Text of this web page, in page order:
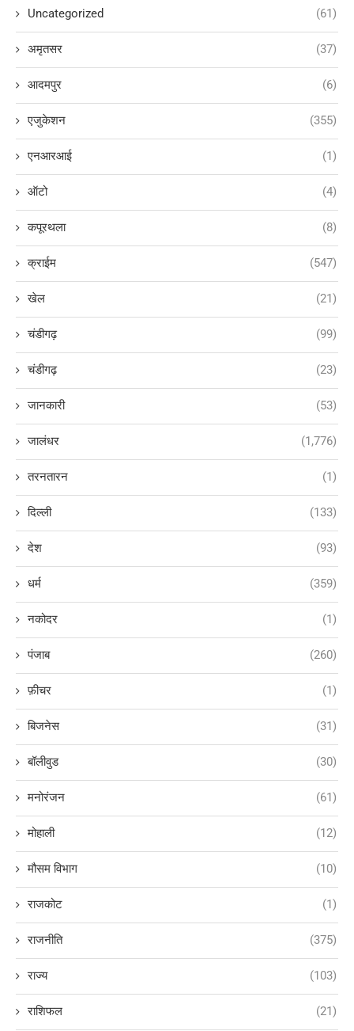
Uncategorized (61)
अमृतसर (37)
आदमपुर (6)
एजुकेशन (355)
एनआरआई (1)
ऑटो (4)
कपूरथला (8)
क्राईम (547)
खेल (21)
चंडीगढ़ (99)
चंडीगढ़ (23)
जानकारी (53)
जालंधर (1,776)
तरनतारन (1)
दिल्ली (133)
देश (93)
धर्म (359)
नकोदर (1)
पंजाब (260)
फ़ीचर (1)
बिजनेस (31)
बॉलीवुड (30)
मनोरंजन (61)
मोहाली (12)
मौसम विभाग (10)
राजकोट (1)
राजनीति (375)
राज्य (103)
राशिफल (21)